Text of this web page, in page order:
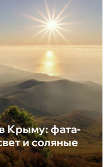
Крыму: фата-
и соляные